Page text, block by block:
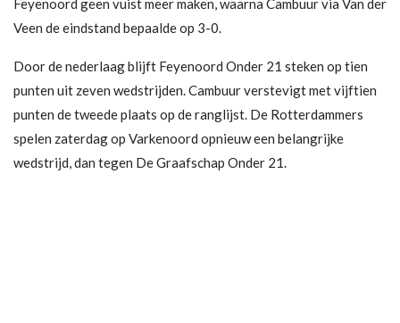
Feyenoord geen vuist meer maken, waarna Cambuur via Van der
Veen de eindstand bepaalde op 3-0.
Door de nederlaag blijft Feyenoord Onder 21 steken op tien
punten uit zeven wedstrijden. Cambuur verstevigt met vijftien
punten de tweede plaats op de ranglijst. De Rotterdammers
spelen zaterdag op Varkenoord opnieuw een belangrijke
wedstrijd, dan tegen De Graafschap Onder 21.